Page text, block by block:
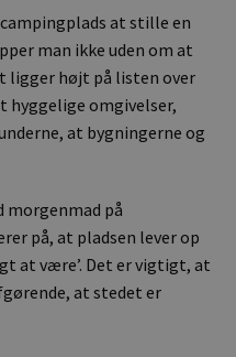
at stille en
man ikke uden om at
ligger højt på listen over
hyggelige omgivelser,
at bygningerne og
morgenmad på
på, at pladsen lever op
at være’. Det er vigtigt, at
at stedet er